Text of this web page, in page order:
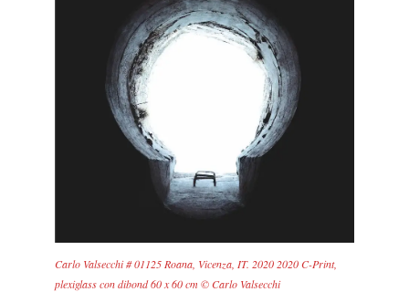
Carlo Valsecchi # 01125 Roana, Vicenza, IT. 2020 2020 C-Print,
plexiglass con dibond 60 x 60 cm © Carlo Valsecchi